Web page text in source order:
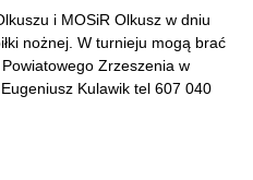
i MOSiR Olkusz w dniu
nożnej. W turnieju mogą brać
Zrzeszenia w
Kulawik tel 607 040